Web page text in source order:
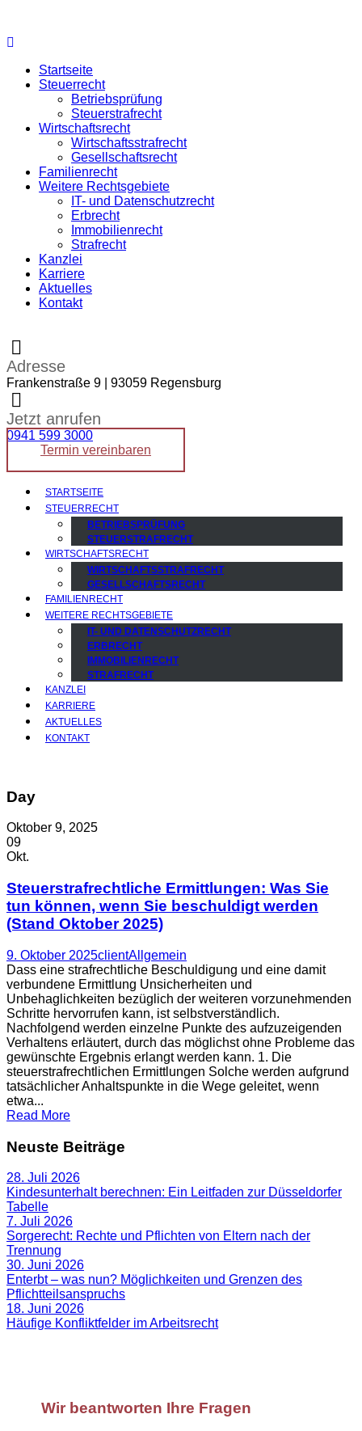
Startseite
Steuerrecht
Betriebsprüfung
Steuerstrafrecht
Wirtschaftsrecht
Wirtschaftsstrafrecht
Gesellschaftsrecht
Familienrecht
Weitere Rechtsgebiete
IT- und Datenschutzrecht
Erbrecht
Immobilienrecht
Strafrecht
Kanzlei
Karriere
Aktuelles
Kontakt
Adresse
Frankenstraße 9 | 93059 Regensburg
Jetzt anrufen
0941 599 3000
Termin vereinbaren
STARTSEITE
STEUERRECHT
BETRIEBSPRÜFUNG
STEUERSTRAFRECHT
WIRTSCHAFTSRECHT
WIRTSCHAFTSSTRAFRECHT
GESELLSCHAFTSRECHT
FAMILIENRECHT
WEITERE RECHTSGEBIETE
IT- UND DATENSCHUTZRECHT
ERBRECHT
IMMOBILIENRECHT
STRAFRECHT
KANZLEI
KARRIERE
AKTUELLES
KONTAKT
Day
Oktober 9, 2025
09
Okt.
Steuerstrafrechtliche Ermittlungen: Was Sie
tun können, wenn Sie beschuldigt werden
(Stand Oktober 2025)
9. Oktober 2025clientAllgemein
Dass eine strafrechtliche Beschuldigung und eine damit
verbundene Ermittlung Unsicherheiten und
Unbehaglichkeiten bezüglich der weiteren vorzunehmenden
Schritte hervorrufen kann, ist selbstverständlich.
Nachfolgend werden einzelne Punkte des aufzuzeigenden
Verhaltens erläutert, durch das möglichst ohne Probleme das
gewünschte Ergebnis erlangt werden kann. 1. Die
steuerstrafrechtlichen Ermittlungen Solche werden aufgrund
tatsächlicher Anhaltspunkte in die Wege geleitet, wenn
etwa...
Read More
Neuste Beiträge
28. Juli 2026
Kindesunterhalt berechnen: Ein Leitfaden zur Düsseldorfer
Tabelle
7. Juli 2026
Sorgerecht: Rechte und Pflichten von Eltern nach der
Trennung
30. Juni 2026
Enterbt – was nun? Möglichkeiten und Grenzen des
Pflichtteilsanspruchs
18. Juni 2026
Häufige Konfliktfelder im Arbeitsrecht
Wir beantworten Ihre Fragen